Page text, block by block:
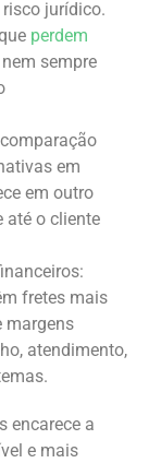
jurídico.
perdem
sempre
em
em outro
até o cliente
fretes mais
margens
atendimento,
encarece a
e mais